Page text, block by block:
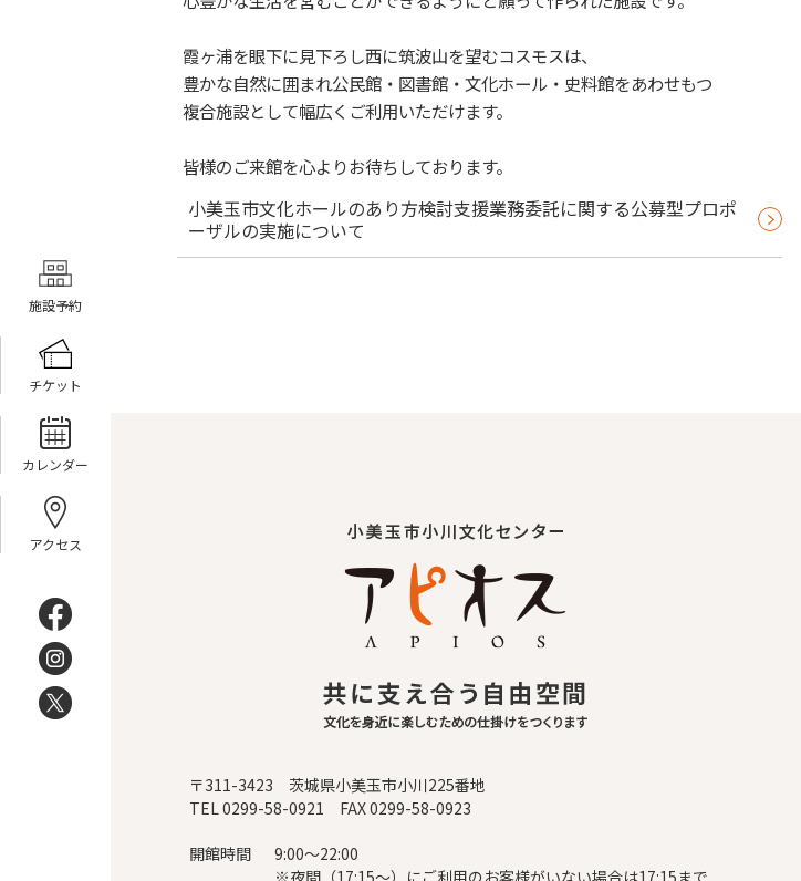
施設予約
チケット
カレンダー
アクセス
霞ヶ浦を眼下に見下ろし西に筑波山を望むコスモスは、
豊かな自然に囲まれ公民館・図書館・文化ホール・史料館をあわせもつ
複合施設として幅広くご利用いただけます。
皆様のご来館を心よりお待ちしております。
小美玉市文化ホールのあり方検討支援業務委託に関する公募型プロポ
ーザルの実施について
〒311-3423 茨城県小美玉市小川225番地
TEL 0299-58-0921 FAX 0299-58-0923
開館時間
9:00～22:00
※夜間（17:15～）にご利用のお客様がいない場合は17:15まで